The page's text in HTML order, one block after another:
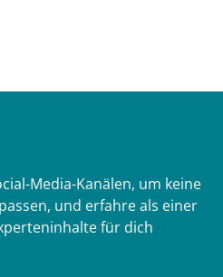
Media-Kanälen, um keine
und erfahre als einer
für dich